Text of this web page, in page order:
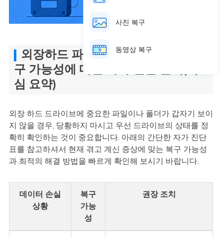
외장하드 파일 미표시 및 파티션 복
구 가능성에 대한 자가 진단 분석(핵
심 요약)
외장 하드 드라이브에 중요한 파일이나 폴더가 갑자기 보이
지 않을 경우, 당황하지 마시고 우선 드라이브의 상태를 정
확히 확인하는 것이 중요합니다. 아래의 간단한 자가 진단
표를 참고하셔서 현재 겪고 계신 증상에 맞는 복구 가능성
과 최적의 해결 방법을 빠르게 확인해 보시기 바랍니다.
데이터 손실
상황
복구
가능
성
권장 조치
사진 복구
동영상 복구